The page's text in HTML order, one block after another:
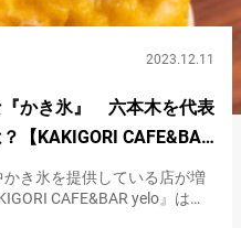
2023.12.11
『かき氷』 六本木を代表
【KAKIGORI CAFE&BAR
き氷を提供している店が増
CAFE&BAR yelo』は、